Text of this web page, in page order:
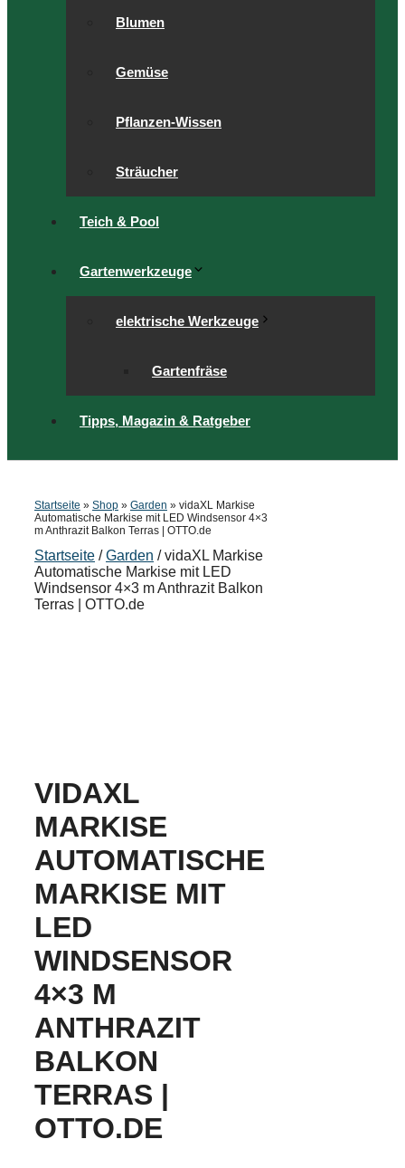
Blumen
Gemüse
Pflanzen-Wissen
Sträucher
Teich & Pool
Gartenwerkzeuge
elektrische Werkzeuge
Gartenfräse
Tipps, Magazin & Ratgeber
Startseite » Shop » Garden » vidaXL Markise
Automatische Markise mit LED Windsensor 4×3
m Anthrazit Balkon Terras | OTTO.de
Startseite /Garden / vidaXL Markise
Automatische Markise mit LED
Windsensor 4×3 m Anthrazit Balkon
Terras | OTTO.de
VIDAXL
MARKISE
AUTOMATISCHE
MARKISE MIT
LED
WINDSENSOR
4×3 M
ANTHRAZIT
BALKON
TERRAS |
OTTO.DE